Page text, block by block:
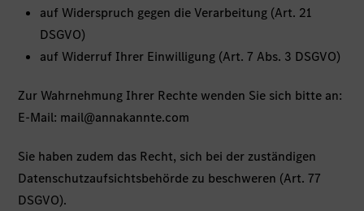
auf Widerspruch gegen die Verarbeitung (Art. 21
DSGVO)
auf Widerruf Ihrer Einwilligung (Art. 7 Abs. 3 DSGVO)
Zur Wahrnehmung Ihrer Rechte wenden Sie sich bitte an:
E-Mail: mail@annakannte.com
Sie haben zudem das Recht, sich bei der zuständigen
Datenschutzaufsichtsbehörde zu beschweren (Art. 77
DSGVO).